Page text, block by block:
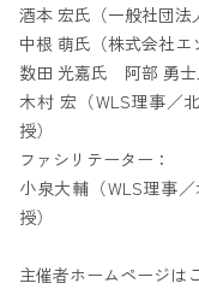
酒本 宏氏（一般社団法
中根 萌氏（株式会社エ
数田 光嘉氏 阿部 勇士
木村 宏（WLS理事／
授）
ファシリテーター：
小泉大輔（WLS理事
授）
主催者ホームページは